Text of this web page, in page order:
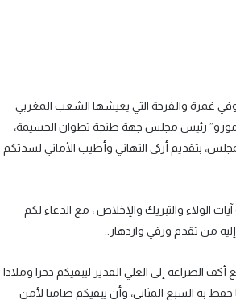
وفي غمرة والفرحة التي يعيشها الشعب المغربي
مورو” رئيس مجلس جهة طنجة تطوان الحسيمة،
بتقديم أزكى التهاني وأطيب الأماني لسدتكم
الولاء والتبريك والإخلاص ، مع الدعاء لكم
من تقدم ورقي وازدهار..
الضراعة إلى العلي القدير ليبقيكم ذخرا وملاذا
حفظ به السبع المثاني، وأن يبقيكم ضامنا لأمن